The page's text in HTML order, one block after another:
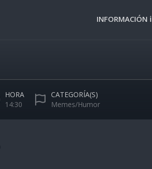
INFORMACIÓN ℹ️
NORMAS
HORA
14:30
CATEGORÍA(S)
Memes/Humor